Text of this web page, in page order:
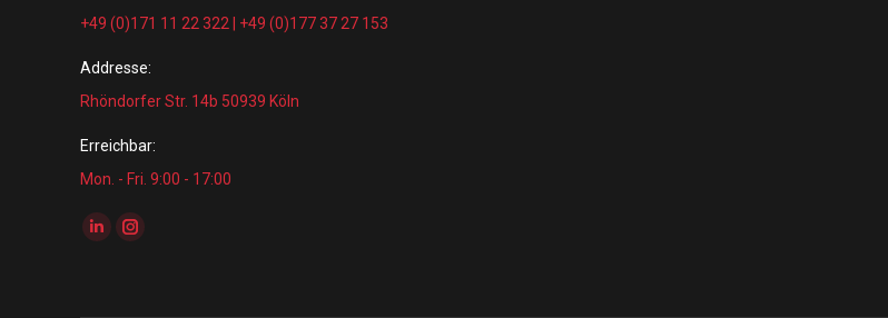
+49 (0)171 11 22 322 | +49 (0)177 37 27 153
Addresse:
Rhöndorfer Str. 14b 50939 Köln
Erreichbar:
Mon. - Fri. 9:00 - 17:00
Finden Sie uns auf:
LinkedinInstagram